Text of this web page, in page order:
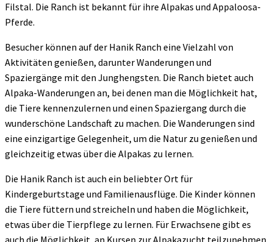
Filstal. Die Ranch ist bekannt für ihre Alpakas und Appaloosa-
Pferde.
Besucher können auf der Hanik Ranch eine Vielzahl von
Aktivitäten genießen, darunter Wanderungen und
Spaziergänge mit den Junghengsten. Die Ranch bietet auch
Alpaka-Wanderungen an, bei denen man die Möglichkeit hat,
die Tiere kennenzulernen und einen Spaziergang durch die
wunderschöne Landschaft zu machen. Die Wanderungen sind
eine einzigartige Gelegenheit, um die Natur zu genießen und
gleichzeitig etwas über die Alpakas zu lernen.
Die Hanik Ranch ist auch ein beliebter Ort für
Kindergeburtstage und Familienausflüge. Die Kinder können
die Tiere füttern und streicheln und haben die Möglichkeit,
etwas über die Tierpflege zu lernen. Für Erwachsene gibt es